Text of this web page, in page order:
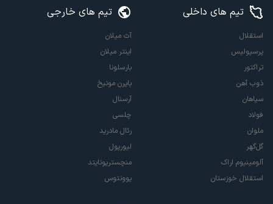
تیم های داخلی
استقلال
پرسپولیس
تراکتور
ذوب آهن
سپاهان
فولاد
ملوان
گل‌گهر
آلومینیوم اراک
استقلال خوزستان
تیم های خارجی
آث میلان
اینتر میلان
بارسلونا
بایرن مونیخ
آرسنال
چلسی
رئال مادرید
لیورپول
منچستریونایتد
یوونتوس